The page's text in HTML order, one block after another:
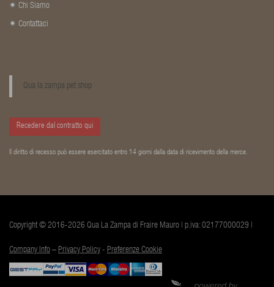
Chi Siamo
Contattaci
Qua la zampa pet shop
Recedere dal contratto qui
Il diritto di recesso può essere esercitato entro 14 giorni dalla data di ricevimento della merce.
Copyright © 2016-2026 Qua La Zampa di Fraire Mauro | p.iva: 02177000029 |
Company Info – Privacy Policy - Preferenze Cookie